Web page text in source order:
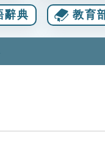
辭典 教育